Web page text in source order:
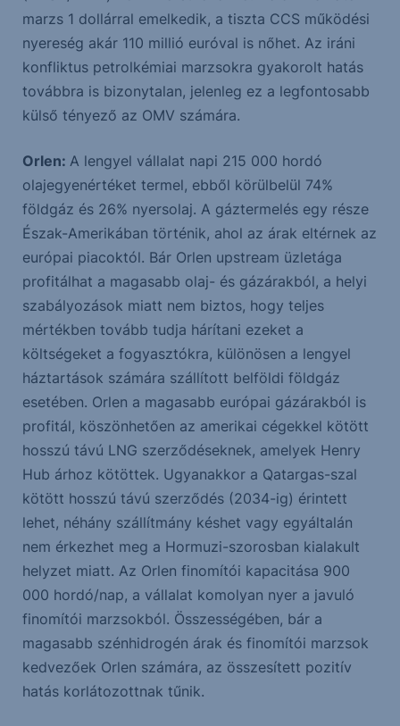
marzs 1 dollárral emelkedik, a tiszta CCS működési
nyereség akár 110 millió euróval is nőhet. Az iráni
konfliktus petrolkémiai marzsokra gyakorolt hatás
továbbra is bizonytalan, jelenleg ez a legfontosabb
külső tényező az OMV számára.
Orlen: A lengyel vállalat napi 215 000 hordó
olajegyenértéket termel, ebből körülbelül 74%
földgáz és 26% nyersolaj. A gáztermelés egy része
Észak-Amerikában történik, ahol az árak eltérnek az
európai piacoktól. Bár Orlen upstream üzletága
profitálhat a magasabb olaj- és gázárakból, a helyi
szabályozások miatt nem biztos, hogy teljes
mértékben tovább tudja hárítani ezeket a
költségeket a fogyasztókra, különösen a lengyel
háztartások számára szállított belföldi földgáz
esetében. Orlen a magasabb európai gázárakból is
profitál, köszönhetően az amerikai cégekkel kötött
hosszú távú LNG szerződéseknek, amelyek Henry
Hub árhoz kötöttek. Ugyanakkor a Qatargas-szal
kötött hosszú távú szerződés (2034-ig) érintett
lehet, néhány szállítmány késhet vagy egyáltalán
nem érkezhet meg a Hormuzi-szorosban kialakult
helyzet miatt. Az Orlen finomítói kapacitása 900
000 hordó/nap, a vállalat komolyan nyer a javuló
finomítói marzsokból. Összességében, bár a
magasabb szénhidrogén árak és finomítói marzsok
kedvezőek Orlen számára, az összesített pozitív
hatás korlátozottnak tűnik.